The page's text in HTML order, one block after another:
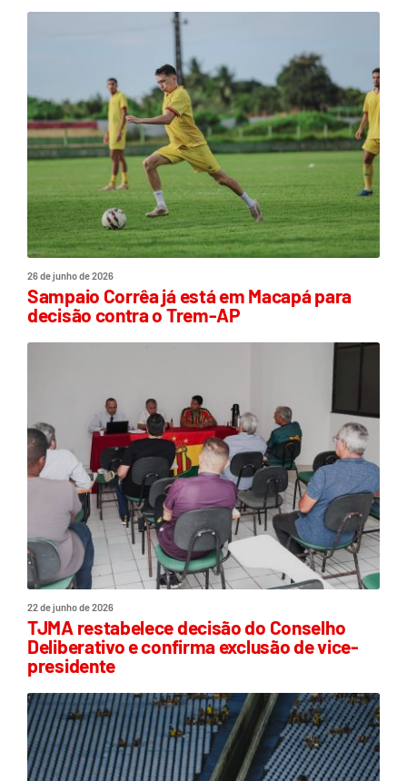
26 de junho de 2026
Sampaio Corrêa já está em Macapá para
decisão contra o Trem-AP
22 de junho de 2026
TJMA restabelece decisão do Conselho
Deliberativo e confirma exclusão de vice-
presidente